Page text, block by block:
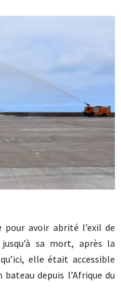
pour avoir abrité l’exil de
sa mort, après la
elle était accessible
depuis l’Afrique du